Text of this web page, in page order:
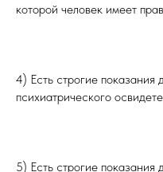
которой человек имеет
4) Есть строгие показания
психиатрического
5) Есть строгие показания